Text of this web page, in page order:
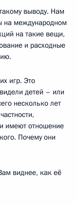
выводу. Нам
на международном
на такие вещи,
и расходные
игр. Это
детей – или
несколько лет
имеют отношение
Почему они
виднее, как её